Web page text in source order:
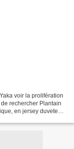
voir la prolifération
rechercher Plantain
en jersey duveteux